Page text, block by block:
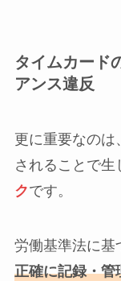
タイムカード
アンス違反
更に重要なのは
されることで生
クです。
労働基準法に基
正確に記録・管